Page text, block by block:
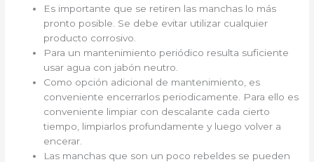
Es importante que se retiren las manchas lo más
pronto posible. Se debe evitar utilizar cualquier
producto corrosivo.
Para un mantenimiento periódico resulta suficiente
usar agua con jabón neutro.
Como opción adicional de mantenimiento, es
conveniente encerrarlos periodicamente. Para ello es
conveniente limpiar con descalante cada cierto
tiempo, limpiarlos profundamente y luego volver a
encerar.
Las manchas que son un poco rebeldes se pueden